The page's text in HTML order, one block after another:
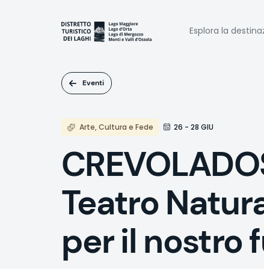
Esplora la
Eventi
Arte, Cultura e Fede 26 - 28 GIU
Teatro
per il nostro